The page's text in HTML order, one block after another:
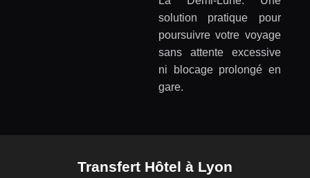
solution pratique pour
poursuivre votre voyage
sans attente excessive
ni blocage prolongé en
gare.
Transfert Hôtel à Lyon